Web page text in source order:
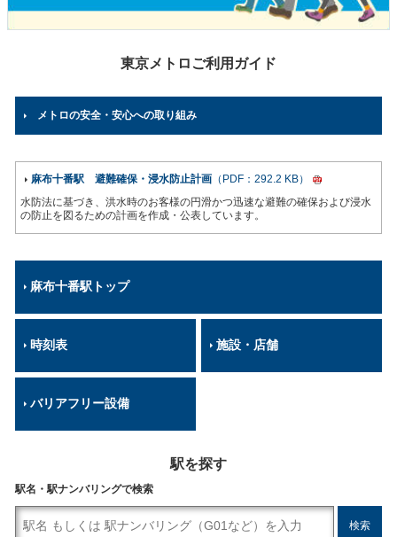
東京メトロご利用ガイド
メトロの安全・安心への取り組み
麻布十番駅 避難確保・浸水防止計画 （PDF：292.2 KB）
水防法に基づき、洪水時のお客様の円滑かつ迅速な避難の確保および浸水
の防止を図るための計画を作成・公表しています。
麻布十番駅トップ
時刻表 施設・店舗
バリアフリー設備
駅を探す
駅名・駅ナンバリングで検索